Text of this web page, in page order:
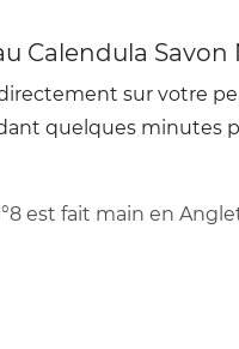
Calendula Savon
directement sur votre
quelques minutes
est fait main en